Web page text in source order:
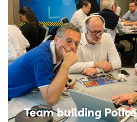
Team building Police